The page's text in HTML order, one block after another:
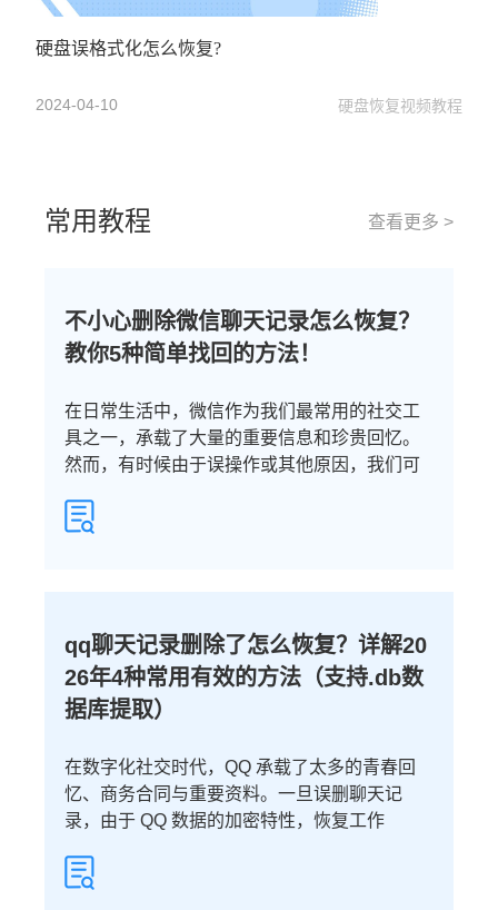
硬盘误格式化怎么恢复?
2024-04-10 硬盘恢复视频教程
常用教程 查看更多 >
不小心删除微信聊天记录怎么恢复？
教你5种简单找回的方法！
在日常生活中，微信作为我们最常用的社交工
具之一，承载了大量的重要信息和珍贵回忆。
然而，有时候由于误操作或其他原因，我们可
qq聊天记录删除了怎么恢复？详解20
26年4种常用有效的方法（支持.db数
据库提取）
在数字化社交时代，QQ 承载了太多的青春回
忆、商务合同与重要资料。一旦误删聊天记
录，由于 QQ 数据的加密特性，恢复工作